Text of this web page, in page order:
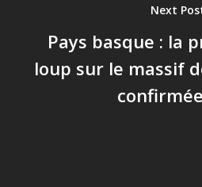
Next
Pays basque : la
loup sur le massif